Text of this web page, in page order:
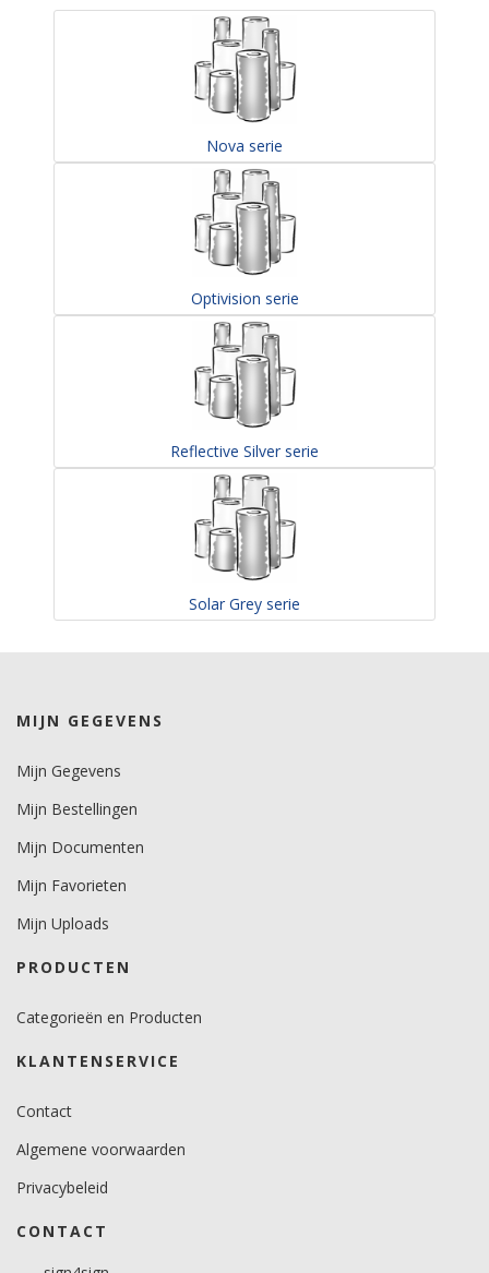
Nova serie
Optivision serie
Reflective Silver serie
Solar Grey serie
MIJN GEGEVENS
Mijn Gegevens
Mijn Bestellingen
Mijn Documenten
Mijn Favorieten
Mijn Uploads
PRODUCTEN
Categorieën en Producten
KLANTENSERVICE
Contact
Algemene voorwaarden
Privacybeleid
CONTACT